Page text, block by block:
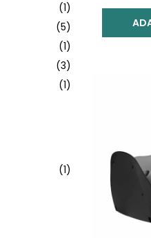
(1)
(5)
(1)
(3)
(1)
(1)